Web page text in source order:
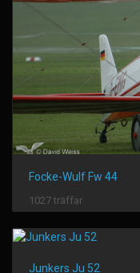
Focke-Wulf Fw 44
1027 träffar
Junkers Ju 52